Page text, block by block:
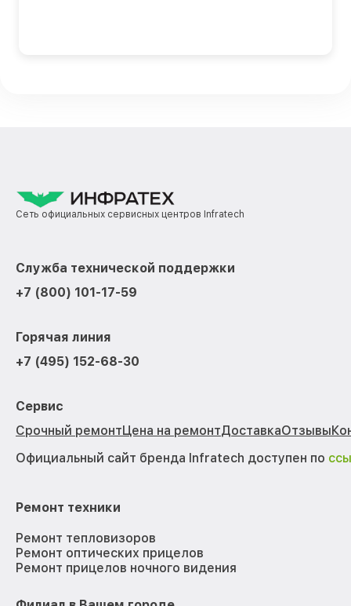
Сеть официальных сервисных центров Infratech
Служба технической поддержки
+7 (800) 101-17-59
Горячая линия
+7 (495) 152-68-30
Сервис
Срочный ремонтЦена на ремонтДоставкаОтзывы
Официальный сайт бренда Infratech доступен по
Ремонт техники
Ремонт тепловизоров
Ремонт оптических прицелов
Ремонт прицелов ночного видения